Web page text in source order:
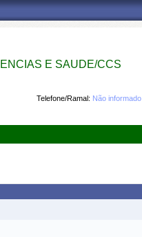
E SAUDE/CCS
Telefone/Ramal: Não informado